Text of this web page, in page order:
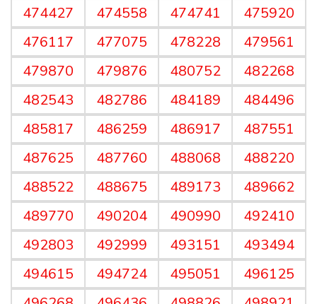
474427
474558 474741
475920
476117
477075 478228
479561
479870
479876 480752
482268
482543
482786 484189
484496
485817
486259 486917
487551
487625
487760 488068
488220
488522
488675 489173
489662
489770
490204 490990
492410
492803
492999 493151
493494
494615
494724 495051
496125